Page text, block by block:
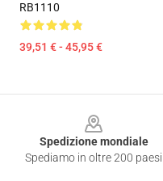
RB1110
39,51 € - 45,95 €
Spedizione mondiale
Spediamo in oltre 200 paesi